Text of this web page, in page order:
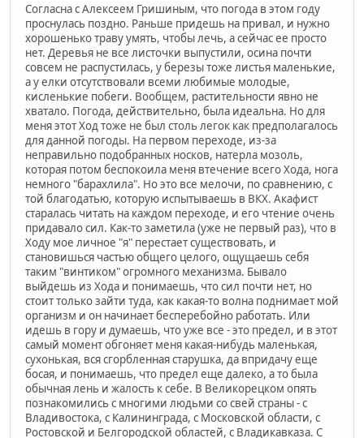
Согласна с Алексеем Гришиным, что погода в этом году
проснулась поздно. Раньше придешь на привал, и нужно
хорошенько траву умять, чтобы лечь, а сейчас ее просто
нет. Деревья не все листочки выпустили, осина почти
совсем не распустилась, у березы тоже листья маленькие,
а у елки отсутствовали всеми любимые молодые,
кисленькие побеги. Вообщем, растительности явно не
хватало. Погода, действительно, была идеальна. Но для
меня этот Ход тоже не был столь легок как предполагалось
для данной погоды. На первом переходе, из-за
неправильно подобранных носков, натерла мозоль,
которая потом беспокоила меня втечение всего Хода, нога
немного "барахлила". Но это все мелочи, по сравнению, с
той благодатью, которую испытываешь в ВКХ. Акафист
старалась читать на каждом переходе, и его чтение очень
придавало сил. Как-то заметила (уже не первый раз), что в
Ходу мое личное "я" перестает существовать, и
становишься частью общего целого, ощущаешь себя
таким "винтиком" огромного механизма. Бывало
выйдешь из Хода и понимаешь, что сил почти нет, но
стоит только зайти туда, как какая-то волна поднимает мой
организм и он начинает бесперебойно работать. Или
идешь в гору и думаешь, что уже все - это предел, и в этот
самый момент обгоняет меня какая-нибудь маленькая,
сухонькая, вся сгорбленная старушка, да впридачу еще
босая, и понимаешь, что предел еще далеко, а то была
обычная лень и жалость к себе. В Великорецком опять
познакомились с многими людьми со свей страны - с
Владивостока, с Калининграда, с Московской области, с
Ростовской и Белгородской областей, с Владикавказа. С